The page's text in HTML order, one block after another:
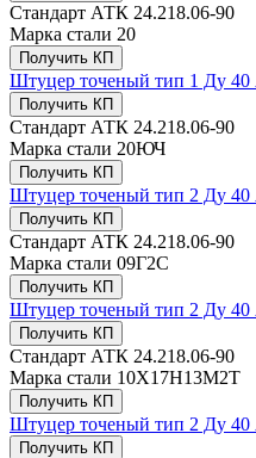
Стандарт АТК 24.218.06-90
Марка стали 20
Получить КП
Штуцер точеный тип 1 Ду
Получить КП
Стандарт АТК 24.218.06-90
Марка стали 20ЮЧ
Получить КП
Штуцер точеный тип 2 Ду 40
Получить КП
Стандарт АТК 24.218.06-90
Марка стали 09Г2С
Получить КП
Штуцер точеный тип 2 Ду
Получить КП
Стандарт АТК 24.218.06-90
Марка стали 10Х17Н13М2Т
Получить КП
Штуцер точеный тип 2 Ду
Получить КП